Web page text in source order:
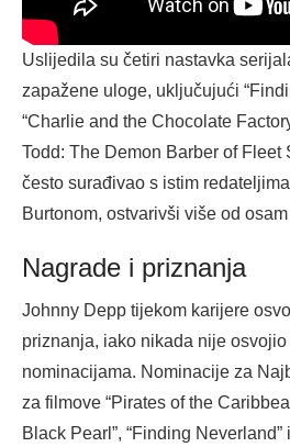
Uslijedila su četiri nastavka
zapažene uloge, uključujući
“Charlie and the Chocolate
Todd: The Demon Barber of Fleet
često surađivao s istim
Burtonom, ostvarivši više od
Nagrade i priznanja
Johnny Depp tijekom karijere
priznanja, iako nikada nije
nominacijama. Nominacije za
za filmove “Pirates of the
Black Pearl”, “Finding Neverland”